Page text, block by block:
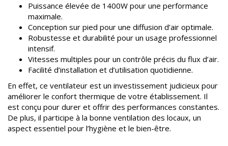
Puissance élevée de 1400W pour une performance
maximale.
Conception sur pied pour une diffusion d’air optimale.
Robustesse et durabilité pour un usage professionnel
intensif.
Vitesses multiples pour un contrôle précis du flux d’air.
Facilité d’installation et d’utilisation quotidienne.
En effet, ce ventilateur est un investissement judicieux pour
améliorer le confort thermique de votre établissement. Il
est conçu pour durer et offrir des performances constantes.
De plus, il participe à la bonne ventilation des locaux, un
aspect essentiel pour l’hygiène et le bien-être.